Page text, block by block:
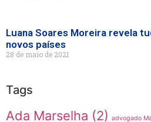
Luana Soares Moreira revela
novos países
28 de maio de 2021
Tags
Ada Marselha (2) advogado